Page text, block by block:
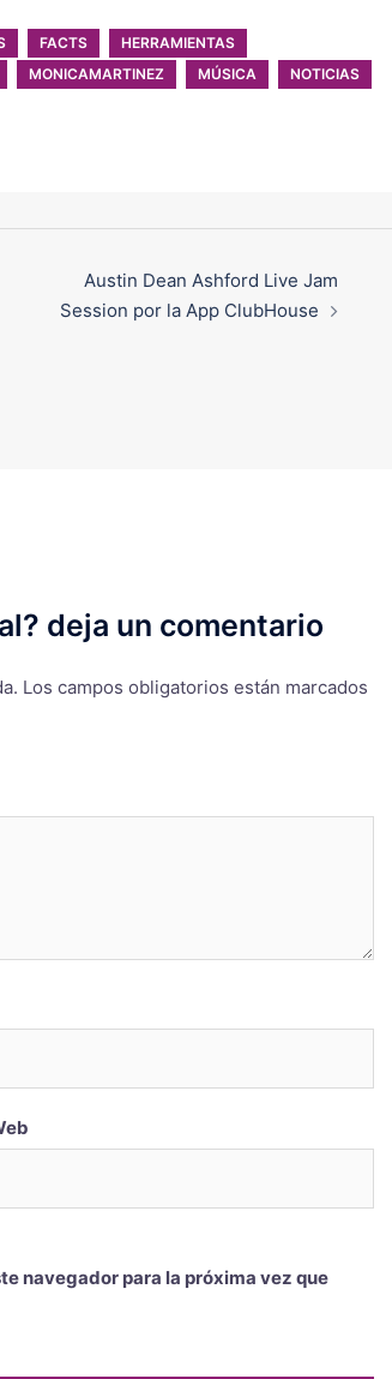
FACTS
HERRAMIENTAS
MONICAMARTINEZ MÚSICA
NOTICIAS
Austin Dean Ashford Live Jam
Session por la App ClubHouse
deja un comentario
Los campos obligatorios están marcados
navegador para la próxima vez que